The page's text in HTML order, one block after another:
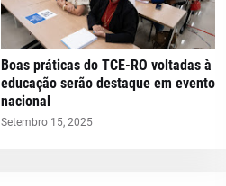
Boas práticas do TCE-RO voltadas à
educação serão destaque em evento
nacional
Setembro 15, 2025